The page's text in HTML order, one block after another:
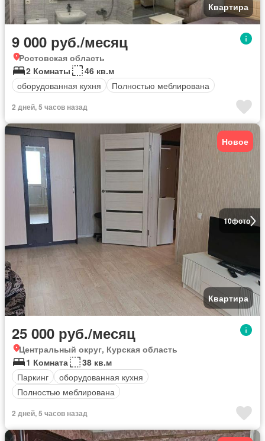
Квартира
9 000 руб./месяц
Ростовская область
2 Комнаты
46 кв.м
оборудованная кухня
Полностью меблирована
2 дней, 5 часов назад
10фото
Новое
Квартира
25 000 руб./месяц
Центральный округ, Курская область
1 Комната
38 кв.м
Паркинг
оборудованная кухня
Полностью меблирована
2 дней, 5 часов назад